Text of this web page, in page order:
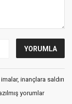
inançlara saldırı
yorumlar